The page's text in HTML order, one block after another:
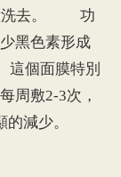
鐘洗去。 功
黑色素形成
這個面膜特別
周敷2-3次，
減少。